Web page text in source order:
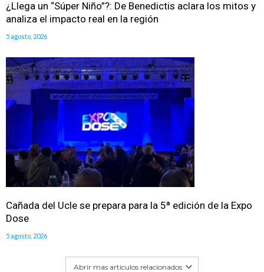
¿Llega un “Súper Niño”?: De Benedictis aclara los mitos y
analiza el impacto real en la región
5 agosto, 2026
Cañada del Ucle se prepara para la 5ª edición de la Expo
Dose
5 agosto, 2026
Abrir mas artículos relacionados